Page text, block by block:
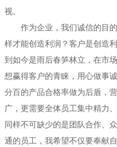
视。
作为企业，我们诚信的目的
样才能创造利润？客户是创造
到如今是雨后春笋林立，在市
想赢得客户的青睐，用心做事
分百的产品合格率做为后盾，
广，更需要全体员工集中精力
同样不可缺少的是团队合作、
通的员工，我希望不仅要奉献